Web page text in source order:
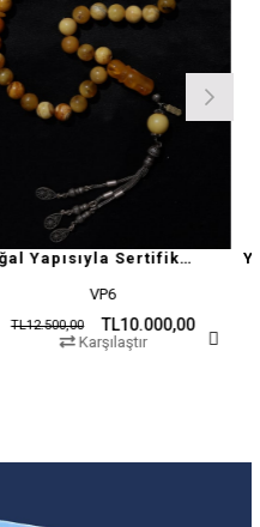
Doğal Yapısıyla Sertifikalı Damla Kehribar Tesbih
TL10.000,00
Karşılaştır